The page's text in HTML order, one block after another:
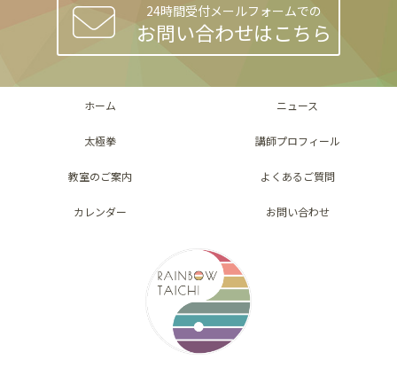
24時間受付メールフォームでの
お問い合わせはこちら
ホーム ニュース
太極拳 講師プロフィール
教室のご案内 よくあるご質問
カレンダー お問い合わせ